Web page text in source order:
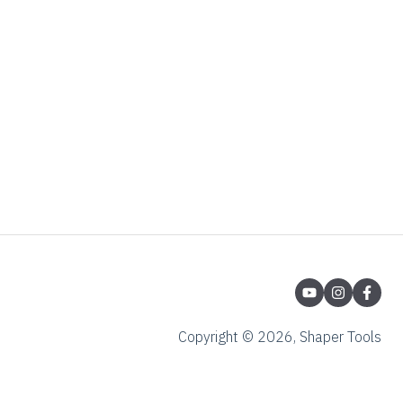
Copyright © 2026, Shaper Tools